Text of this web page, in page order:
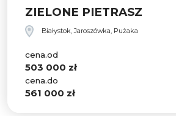
ZIELONE PIETRASZ
Białystok, Jaroszówka, Pużaka
cena.od
503 000 zł
cena.do
561 000 zł